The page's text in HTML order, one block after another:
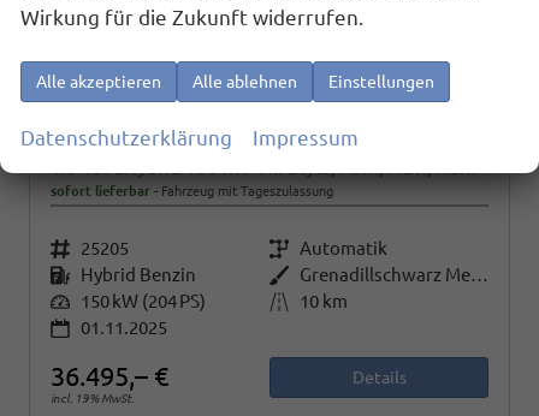
Volkswagen Golf
sofort lieferbar Fahrzeug mit Tageszulassung
Fahrzeugnr. 25205 Getriebe Automatik
Kraftstoff Hybrid Benzin Außenfarbe
Grenadillschwarz Metallic
Leistung 150 kW (204 PS) Kilometerstand
10 km
01.11.2025
36.495,– €
incl. 19% MwSt.
Details
Wirkung für die Zukunft widerrufen.
Alle akzeptieren Alle ablehnen Einstellungen
Datenschutzerklärung Impressum